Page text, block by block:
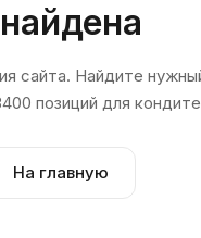
сайта. Найдите
позиций для
На главную